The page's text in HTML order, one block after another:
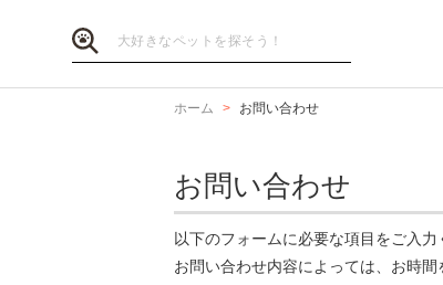
ホーム お問い合わせ
お問い合わせ
以下のフォームに必要な項目をご入力
お問い合わせ内容によっては、お時